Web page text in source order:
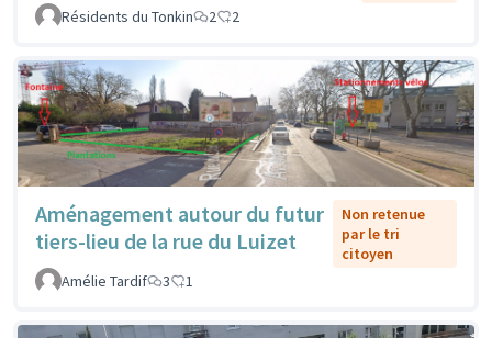
Résidents du Tonkin
2 2
Aménagement autour du futur
tiers-lieu de la rue du Luizet
Non retenue
par le tri
citoyen
Amélie Tardif
3 1